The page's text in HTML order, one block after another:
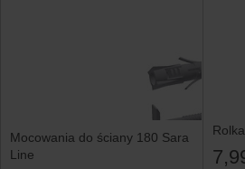
Mocowania do ściany 180 Sara
Line